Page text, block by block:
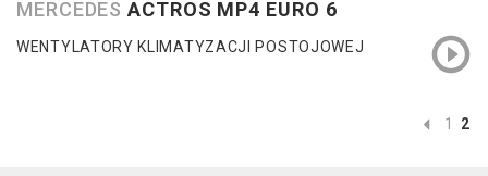
MERCEDESACTROS MP4 EURO 6
WENTYLATORY KLIMATYZACJI POSTOJOWEJ
1 2